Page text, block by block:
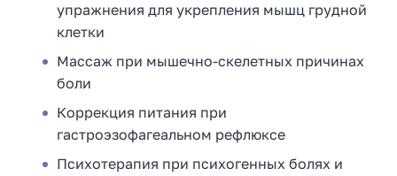
упражнения для укрепления мышц грудной
клетки
Массаж при мышечно-скелетных причинах
боли
Коррекция питания при
гастроэзофагеальном рефлюксе
Психотерапия при психогенных болях и